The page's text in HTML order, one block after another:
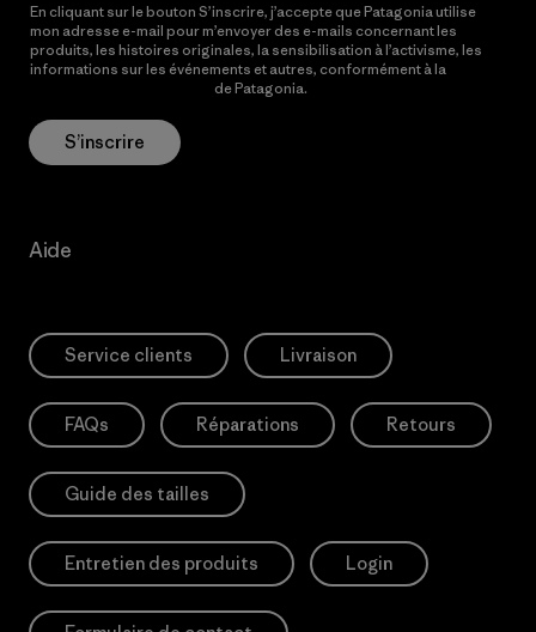
En cliquant sur le bouton S’inscrire, j’accepte que Patagonia utilise
mon adresse e-mail pour m’envoyer des e-mails concernant les
produits, les histoires originales, la sensibilisation à l’activisme, les
informations sur les événements et autres, conformément à la
de Patagonia.
S’inscrire
Aide
Service clients Livraison
FAQs Réparations Retours
Guide des tailles
Entretien des produits Login